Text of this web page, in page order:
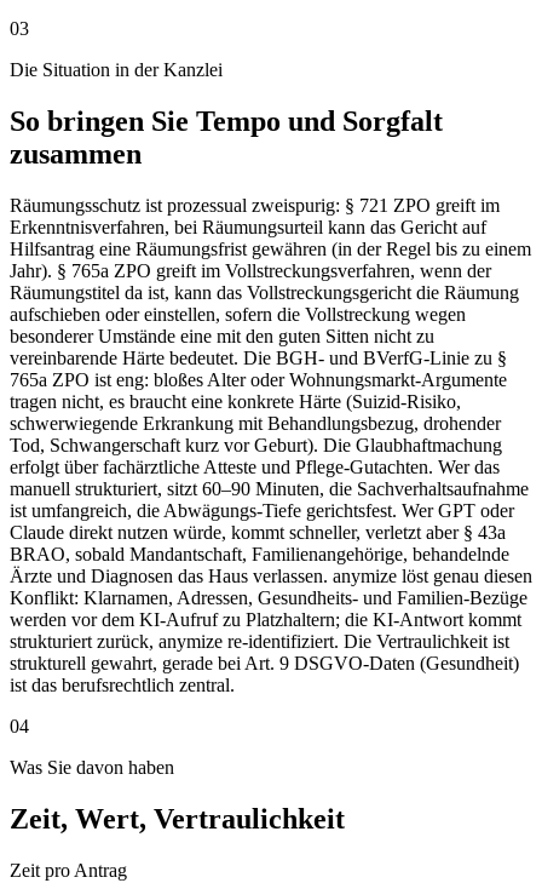
03
Die Situation in der Kanzlei
So bringen Sie Tempo und Sorgfalt
zusammen
Räumungsschutz ist prozessual zweispurig: § 721 ZPO greift im
Erkenntnisverfahren, bei Räumungsurteil kann das Gericht auf
Hilfsantrag eine Räumungsfrist gewähren (in der Regel bis zu einem
Jahr). § 765a ZPO greift im Vollstreckungsverfahren, wenn der
Räumungstitel da ist, kann das Vollstreckungsgericht die Räumung
aufschieben oder einstellen, sofern die Vollstreckung wegen
besonderer Umstände eine mit den guten Sitten nicht zu
vereinbarende Härte bedeutet. Die BGH- und BVerfG-Linie zu §
765a ZPO ist eng: bloßes Alter oder Wohnungsmarkt-Argumente
tragen nicht, es braucht eine konkrete Härte (Suizid-Risiko,
schwerwiegende Erkrankung mit Behandlungsbezug, drohender
Tod, Schwangerschaft kurz vor Geburt). Die Glaubhaftmachung
erfolgt über fachärztliche Atteste und Pflege-Gutachten. Wer das
manuell strukturiert, sitzt 60–90 Minuten, die Sachverhaltsaufnahme
ist umfangreich, die Abwägungs-Tiefe gerichtsfest. Wer GPT oder
Claude direkt nutzen würde, kommt schneller, verletzt aber § 43a
BRAO, sobald Mandantschaft, Familienangehörige, behandelnde
Ärzte und Diagnosen das Haus verlassen. anymize löst genau diesen
Konflikt: Klarnamen, Adressen, Gesundheits- und Familien-Bezüge
werden vor dem KI-Aufruf zu Platzhaltern; die KI-Antwort kommt
strukturiert zurück, anymize re-identifiziert. Die Vertraulichkeit ist
strukturell gewahrt, gerade bei Art. 9 DSGVO-Daten (Gesundheit)
ist das berufsrechtlich zentral.
04
Was Sie davon haben
Zeit, Wert, Vertraulichkeit
Zeit pro Antrag